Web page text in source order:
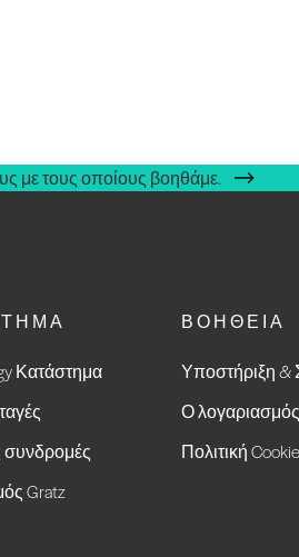
με τους οποίους βοηθάμε.
Κατάστημα
συνδρομές
Gratz
ΒΟΉΘΕΙΑ
Υποστήριξη &
Ο
Πολιτική